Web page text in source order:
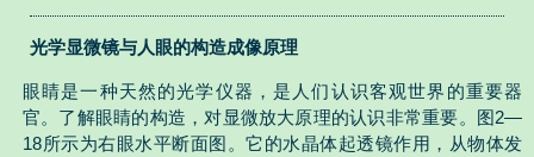
光学显微镜与人眼的构造成像原理
眼睛是一种天然的光学仪器，是人们认识客观世界的重要器
官。了解眼睛的构造，对显微放大原理的认识非常重要。图2—
18所示为右眼水平断面图。它的水晶体起透镜作用，从物体发